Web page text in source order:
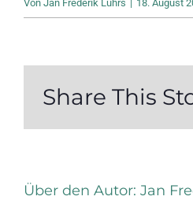
Von Jan Frederik Lührs | 18. August
Share This
Über den Autor: Jan